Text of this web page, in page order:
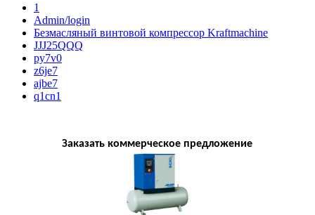
1
Admin/login
Безмасляный винтовой компрессор Kraftmaсhine
JJJ25QQQ
py7v0
z6je7
ajbe7
q1cn1
Заказать коммерческое предложение